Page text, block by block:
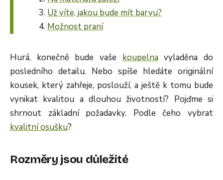
Už víte, jakou bude mít barvu?
Možnost praní
Hurá, konečně bude vaše koupelnavyladěna do
posledního detailu. Nebo spíše hledáte originální
kousek, který zahřeje, poslouží, a ještě k tomu bude
vynikat kvalitou a dlouhou životností? Pojďme si
shrnout základní požadavky. Podle čeho vybrat
kvalitní osušku?
Rozměry jsou důležité